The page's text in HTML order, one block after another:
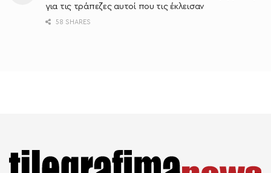
για τις τράπεζες αυτοί που τις έκλεισαν
58 SHARES